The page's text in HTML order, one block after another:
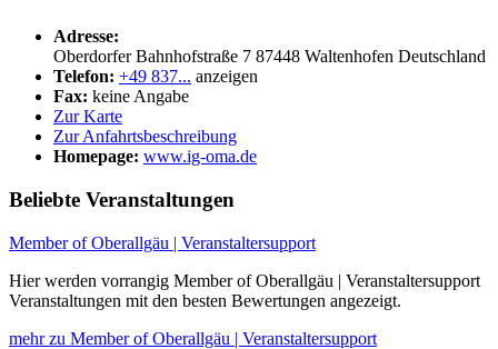
Adresse:
Oberdorfer Bahnhofstraße 7 87448 Waltenhofen Deutschland
Telefon: +49 837... anzeigen
Fax: keine Angabe
Zur Karte
Zur Anfahrtsbeschreibung
Homepage: www.ig-oma.de
Beliebte Veranstaltungen
Member of Oberallgäu | Veranstaltersupport
Hier werden vorrangig Member of Oberallgäu | Veranstaltersupport
Veranstaltungen mit den besten Bewertungen angezeigt.
mehr zu Member of Oberallgäu | Veranstaltersupport